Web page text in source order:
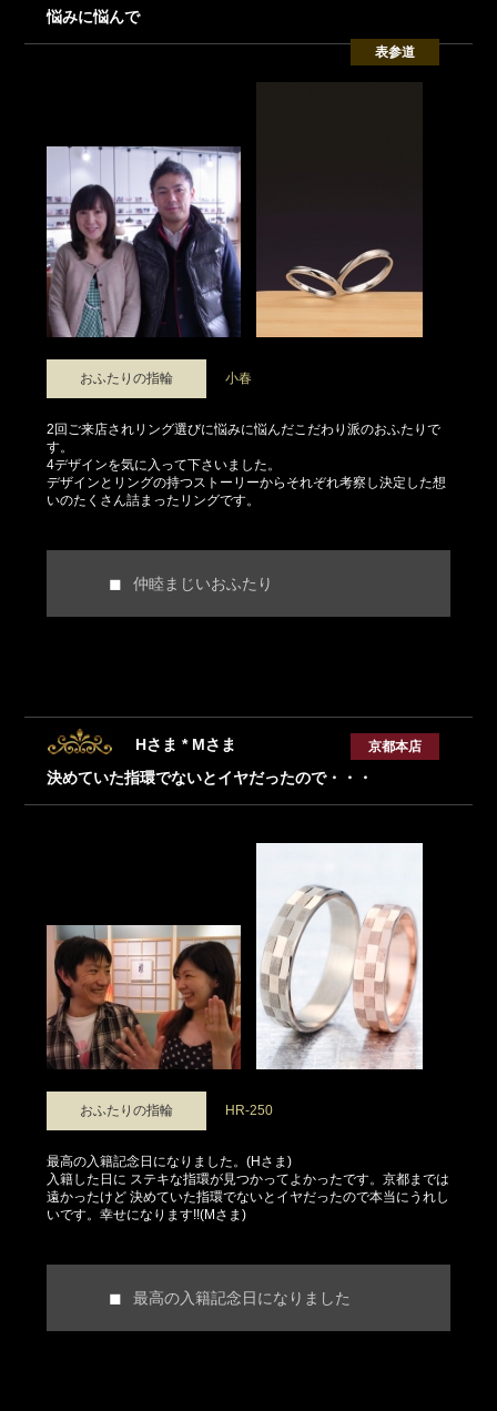
悩みに悩んで
表参道
おふたりの指輪 小春
2回ご来店されリング選びに悩みに悩んだこだわり派のおふたりで
す。
4デザインを気に入って下さいました。
デザインとリングの持つストーリーからそれぞれ考察し決定した想
いのたくさん詰まったリングです。
仲睦まじいおふたり
Hさま * Mさま
決めていた指環でないとイヤだったので・・・
京都本店
おふたりの指輪 HR-250
最高の入籍記念日になりました。(Hさま)
入籍した日に ステキな指環が見つかってよかったです。京都までは
遠かったけど 決めていた指環でないとイヤだったので本当にうれし
いです。幸せになります!!(Mさま)
最高の入籍記念日になりました